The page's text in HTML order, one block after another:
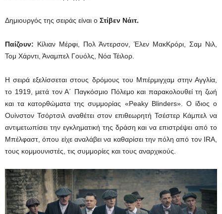
Δημιουργός της σειράς είναι ο Στίβεν Νάιτ.
Παίζουν: Κίλιαν Μέρφι, Πολ Άντερσον, Έλεν ΜακΚρόρι, Σαμ Νιλ,
Τομ Χάρντι, Άναμπελ Γουόλς, Νόα Τέιλορ.
Η σειρά εξελίσσεται στους δρόμους του Μπέρμιγχαμ στην Αγγλία,
το 1919, μετά τον Α΄ Παγκόσμιο Πόλεμο και παρακολουθεί τη ζωή
και τα κατορθώματα της συμμορίας «Peaky Blinders». Ο ίδιος ο
Ουίνστον Τσόρτσιλ αναθέτει στον επιθεωρητή Τσέστερ Κάμπελ να
αντιμετωπίσει την εγκληματική της δράση και να επιστρέψει από το
Μπέλφαστ, όπου είχε αναλάβει να καθαρίσει την πόλη από τον IRA,
τους κομμουνιστές, τις συμμορίες και τους αναρχικούς.